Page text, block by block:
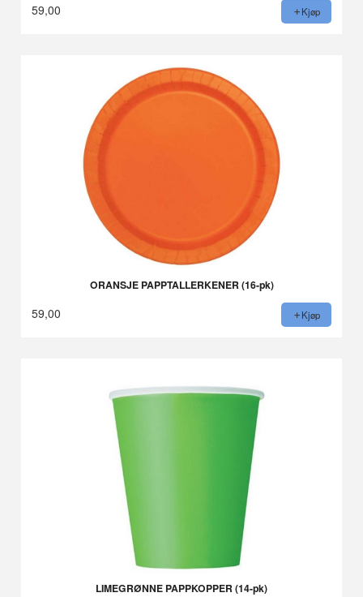
59,00 Kjøp
ORANSJE PAPPTALLERKENER (16-pk)
59,00 Kjøp
LIMEGRØNNE PAPPKOPPER (14-pk)